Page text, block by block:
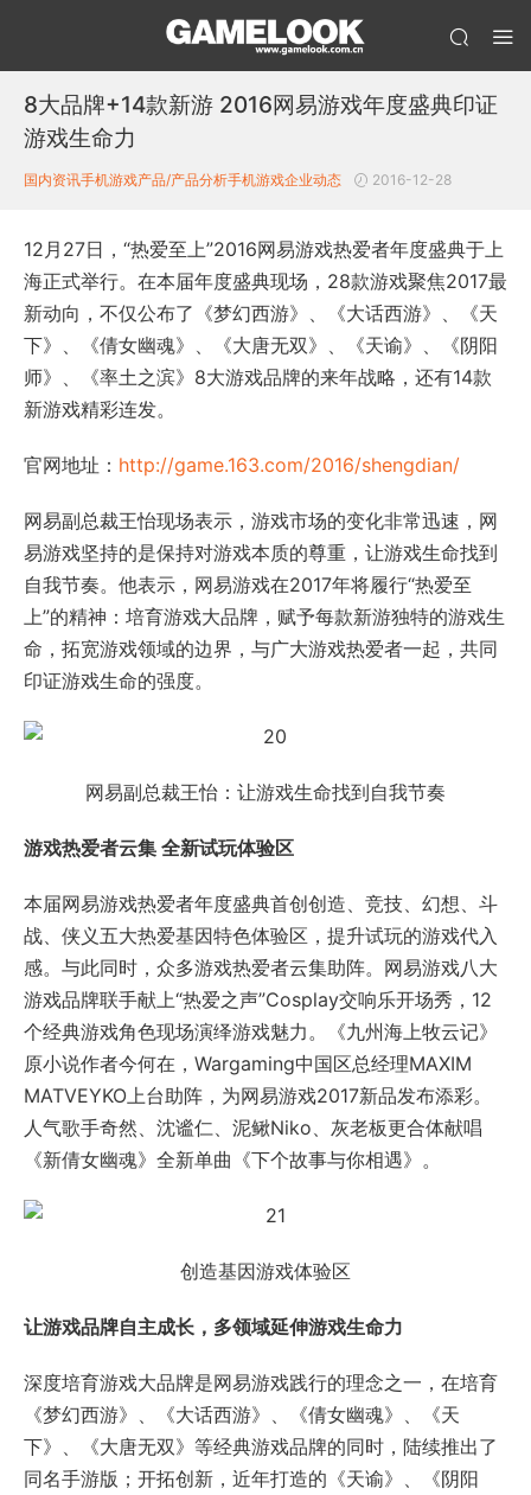
8大品牌+14款新游 2016网易游戏年度盛典印证
游戏生命力
国内资讯手机游戏产品/产品分析手机游戏企业动态 2016-12-28
12月27日，“热爱至上”2016网易游戏热爱者年度盛典于上
海正式举行。在本届年度盛典现场，28款游戏聚焦2017最
新动向，不仅公布了《梦幻西游》、《大话西游》、《天
下》、《倩女幽魂》、《大唐无双》、《天谕》、《阴阳
师》、《率土之滨》8大游戏品牌的来年战略，还有14款
新游戏精彩连发。
官网地址： http://game.163.com/2016/shengdian/
网易副总裁王怡现场表示，游戏市场的变化非常迅速，网
易游戏坚持的是保持对游戏本质的尊重，让游戏生命找到
自我节奏。他表示，网易游戏在2017年将履行“热爱至
上”的精神：培育游戏大品牌，赋予每款新游独特的游戏生
命，拓宽游戏领域的边界，与广大游戏热爱者一起，共同
印证游戏生命的强度。
网易副总裁王怡：让游戏生命找到自我节奏
游戏热爱者云集 全新试玩体验区
本届网易游戏热爱者年度盛典首创创造、竞技、幻想、斗
战、侠义五大热爱基因特色体验区，提升试玩的游戏代入
感。与此同时，众多游戏热爱者云集助阵。网易游戏八大
游戏品牌联手献上“热爱之声”Cosplay交响乐开场秀，12
个经典游戏角色现场演绎游戏魅力。《九州海上牧云记》
原小说作者今何在，Wargaming中国区总经理MAXIM
MATVEYKO上台助阵，为网易游戏2017新品发布添彩。
人气歌手奇然、沈谧仁、泥鳅Niko、灰老板更合体献唱
《新倩女幽魂》全新单曲《下个故事与你相遇》。
创造基因游戏体验区
让游戏品牌自主成长，多领域延伸游戏生命力
深度培育游戏大品牌是网易游戏践行的理念之一，在培育
《梦幻西游》、《大话西游》、《倩女幽魂》、《天
下》、《大唐无双》等经典游戏品牌的同时，陆续推出了
同名手游版；开拓创新，近年打造的《天谕》、《阴阳